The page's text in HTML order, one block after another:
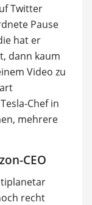
Twitter
Pause
hat er
dann kaum
Video zu
Chef in
mehrere
CEO
recht